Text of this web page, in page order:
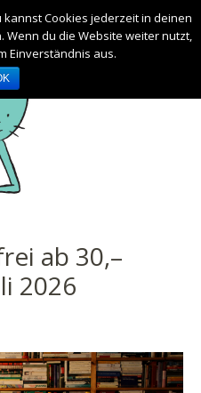
ab 30,–
2026
Cookies jederzeit in deinen
du die Website weiter nutzt,
Einverständnis aus.